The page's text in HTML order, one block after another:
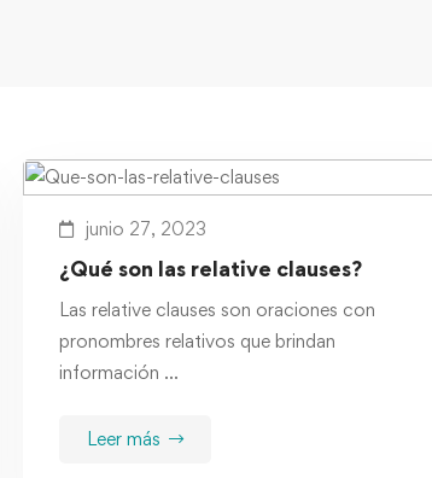
junio 27, 2023
¿Qué son las relative clauses?
Las relative clauses son oraciones con
pronombres relativos que brindan
información …
Leer más